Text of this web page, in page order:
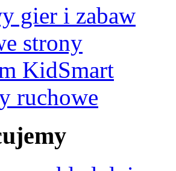
gier i zabaw
strony
KidSmart
ruchowe